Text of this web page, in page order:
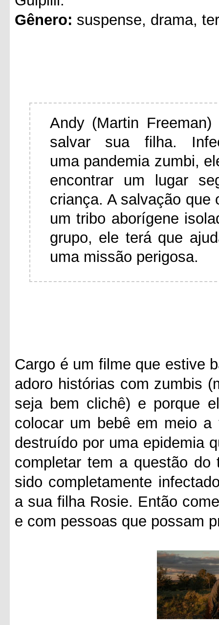
Gênero: suspense, drama,
Andy (Martin
salvar sua filha.
uma pandemia zumbi,
encontrar um lugar
criança. A salvação que
um tribo aborígene
grupo, ele terá que
uma missão perigosa.
Cargo é um filme que estive
adoro histórias com zumbis
seja bem clichê) e porque
colocar um bebê em meio
destruído por uma epidemia
completar tem a questão
sido completamente
a sua filha Rosie. Então
e com pessoas que possam